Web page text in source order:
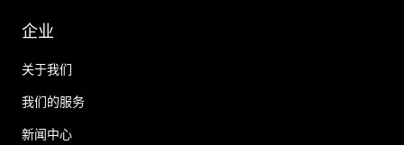
企业
关于我们
我们的服务
新闻中心